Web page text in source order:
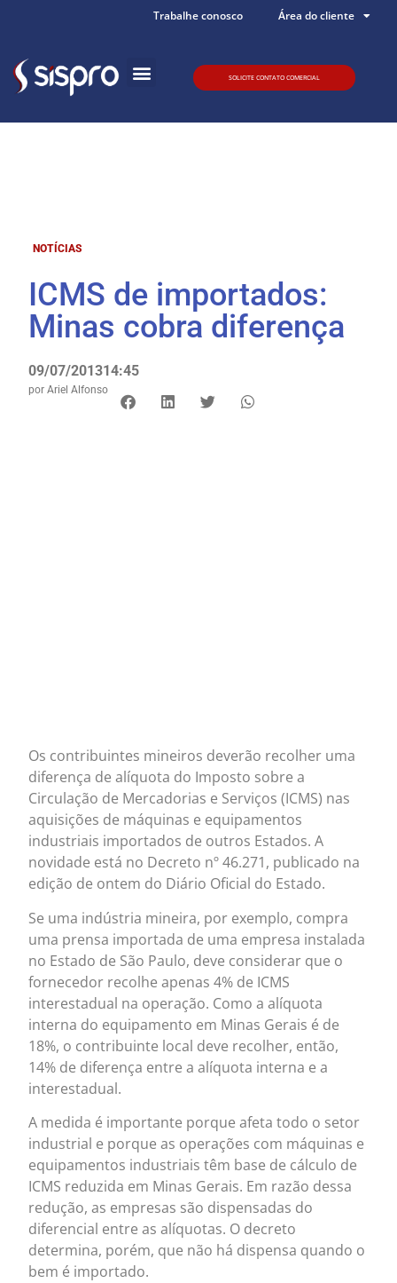
Trabalhe conosco Área do cliente
SOLICITE CONTATO COMERCIAL
NOTÍCIAS
ICMS de importados:
Minas cobra diferença
09/07/201314:45
por Ariel Alfonso
Os contribuintes mineiros deverão recolher uma
diferença de alíquota do Imposto sobre a
Circulação de Mercadorias e Serviços (ICMS) nas
aquisições de máquinas e equipamentos
industriais importados de outros Estados. A
novidade está no Decreto nº 46.271, publicado na
edição de ontem do Diário Oficial do Estado.
Se uma indústria mineira, por exemplo, compra
uma prensa importada de uma empresa instalada
no Estado de São Paulo, deve considerar que o
fornecedor recolhe apenas 4% de ICMS
interestadual na operação. Como a alíquota
interna do equipamento em Minas Gerais é de
18%, o contribuinte local deve recolher, então,
14% de diferença entre a alíquota interna e a
interestadual.
A medida é importante porque afeta todo o setor
industrial e porque as operações com máquinas e
equipamentos industriais têm base de cálculo de
ICMS reduzida em Minas Gerais. Em razão dessa
redução, as empresas são dispensadas do
diferencial entre as alíquotas. O decreto
determina, porém, que não há dispensa quando o
bem é importado.